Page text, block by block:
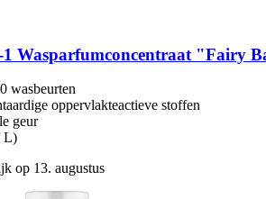
​1 Wasparfumconcentraat "Fairy
wasbeurten
oppervlakteactieve stoffen
geur
L)
op 13. augustus